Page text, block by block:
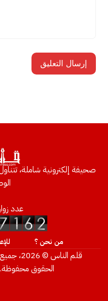
صحيفة إلكترونية شاملة، تتناول
عدد
من نحن ؟
قلم الناس © 2026، جميع
الحقوق محفوظة.